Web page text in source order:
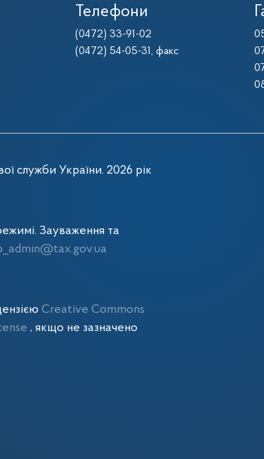
Телефони
(0472) 33-91-02
(0472) 54-05-31 , факс
служби України. 2026 рік
Зауваження та
Creative Commons
, якщо не зазначено